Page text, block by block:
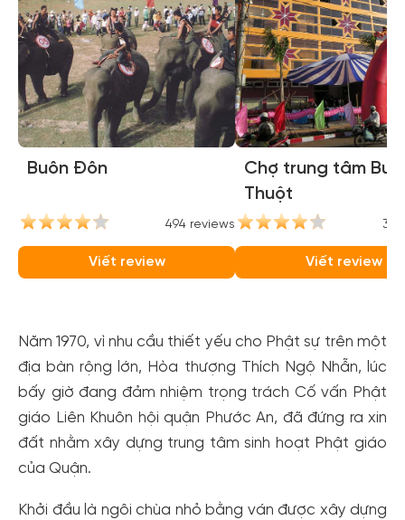
Buôn Đôn
494 reviews
Viết review
Chợ trung tâm
Thuột
Viết review
Năm 1970, vì nhu cầu thiết yếu cho Phật sự trên một
địa bàn rộng lớn, Hòa thượng Thích Ngộ Nhẫn, lúc
bấy giờ đang đảm nhiệm trọng trách Cố vấn Phật
giáo Liên Khuôn hội quận Phước An, đã đứng ra xin
đất nhằm xây dựng trung tâm sinh hoạt Phật giáo
của Quận.
Khởi đầu là ngôi chùa nhỏ bằng ván được xây dựng